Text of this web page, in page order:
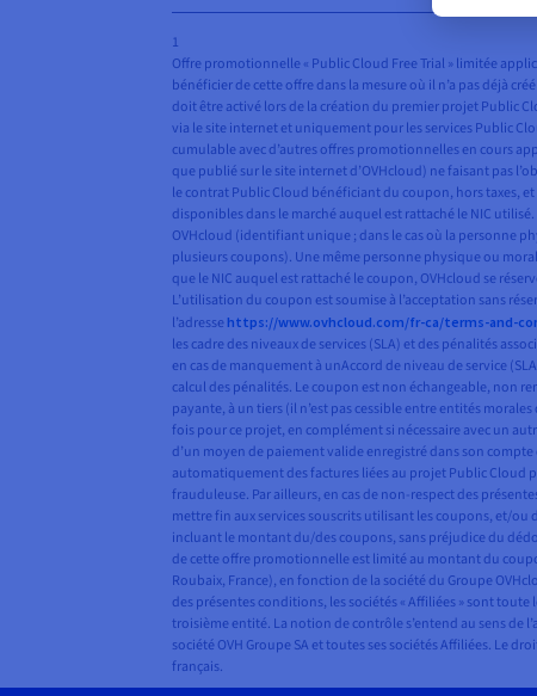
1
Offre promotionnelle « Public Cloud Free Trial » limitée
bénéficier de cette offre dans la mesure où il n’a pas déjà
doit être activé lors de la création du premier projet Public
via le site internet et uniquement pour les services Public
cumulable avec d’autres offres promotionnelles en cours
que publié sur le site internet d’OVHcloud) ne faisant pas
le contrat Public Cloud bénéficiant du coupon, hors taxes,
disponibles dans le marché auquel est rattaché le NIC
OVHcloud (identifiant unique ; dans le cas où la personne
plusieurs coupons). Une même personne physique ou
que le NIC auquel est rattaché le coupon, OVHcloud se
L’utilisation du coupon est soumise à l’acceptation sans
l’adresse https://www.ovhcloud.com/fr-ca/terms-and-
les cadre des niveaux de services (SLA) et des pénalités
en cas de manquement à unAccord de niveau de service
calcul des pénalités. Le coupon est non échangeable, non
payante, à un tiers (il n’est pas cessible entre entités
fois pour ce projet, en complément si nécessaire avec un
d’un moyen de paiement valide enregistré dans son
automatiquement des factures liées au projet Public Cloud
frauduleuse. Par ailleurs, en cas de non-respect des
mettre fin aux services souscrits utilisant les coupons, et/ou
incluant le montant du/des coupons, sans préjudice du
de cette offre promotionnelle est limité au montant du
Roubaix, France), en fonction de la société du Groupe
des présentes conditions, les sociétés « Affiliées » sont
troisième entité. La notion de contrôle s’entend au sens de
société OVH Groupe SA et toutes ses sociétés Affiliées. Le
français.